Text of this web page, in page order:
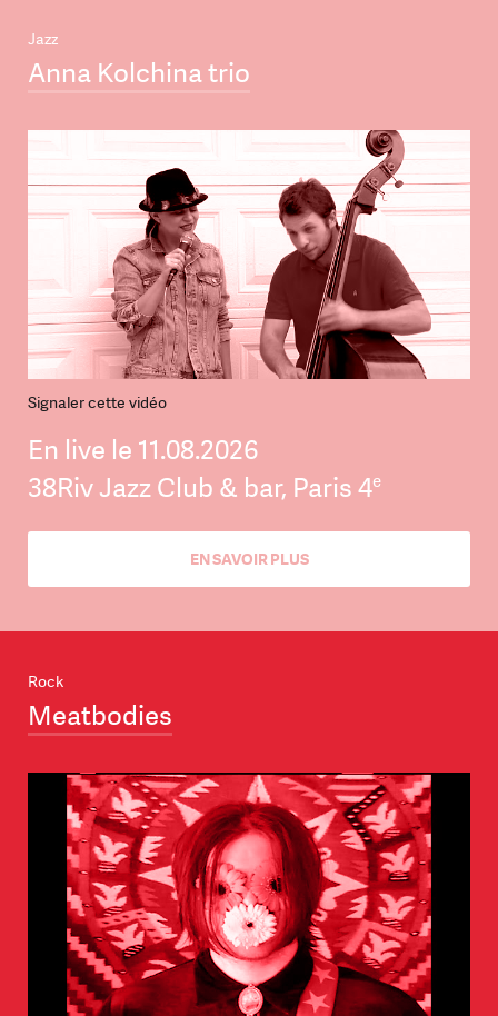
Jazz
Anna Kolchina trio
Signaler cette vidéo
En live le 11.08.2026
38Riv Jazz Club & bar, Paris 4e
EN SAVOIR PLUS
Rock
Meatbodies